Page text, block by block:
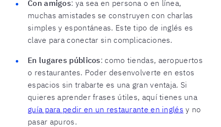
Con amigos: ya sea en persona o en línea,
muchas amistades se construyen con charlas
simples y espontáneas. Este tipo de inglés es
clave para conectar sin complicaciones.
En lugares públicos: como tiendas, aeropuertos
o restaurantes. Poder desenvolverte en estos
espacios sin trabarte es una gran ventaja. Si
quieres aprender frases útiles, aquí tienes una
guía para pedir en un restaurante en inglés y no
pasar apuros.